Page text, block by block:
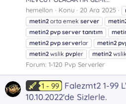
hemellon
Konu 20 Ara 2025
metin2 orta emek server
metin2 pvp server tanıtım
metin2 pvp serverlar metin2
metin2 wslik pvpler metin2 wslik
Forum: 1-120 Pvp Serverler
1 - 99
Falezmt2 1-99
10.10.2022'de Sizlerle.